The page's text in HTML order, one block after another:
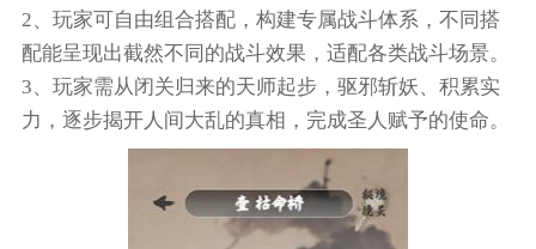
2、玩家可自由组合搭配，构建专属战斗体系，不同搭
配能呈现出截然不同的战斗效果，适配各类战斗场景。
3、玩家需从闭关归来的天师起步，驱邪斩妖、积累实
力，逐步揭开人间大乱的真相，完成圣人赋予的使命。